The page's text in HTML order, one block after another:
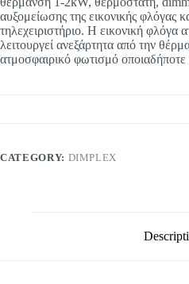
αυξομείωσης της εικονικής φλόγας
τηλεχειριστήριο. Η εικονική φλόγα
λειτουργεί ανεξάρτητα από την
ατμοσφαιρικό φωτισμό οποιαδήποτε
CATEGORY: DIMPLEX